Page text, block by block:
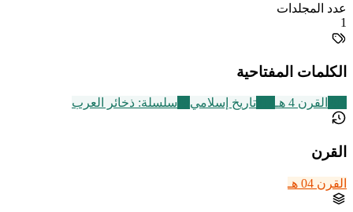
عدد المجلدات
1
الكلمات المفتاحية
القرن 4 هـ تاريخ إسلامي سلسلة: ذخائر العرب
القرن
القرن 04 هـ